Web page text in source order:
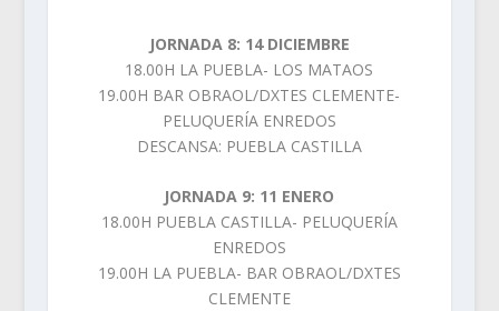
JORNADA 8: 14 DICIEMBRE
18.00H LA PUEBLA- LOS MATAOS
19.00H BAR OBRAOL/DXTES CLEMENTE-
PELUQUERÍA ENREDOS
DESCANSA: PUEBLA CASTILLA
JORNADA 9: 11 ENERO
18.00H PUEBLA CASTILLA- PELUQUERÍA
ENREDOS
19.00H LA PUEBLA- BAR OBRAOL/DXTES
CLEMENTE